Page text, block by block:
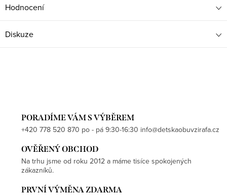
Hodnocení
Diskuze
PORADÍME VÁM S VÝBĚREM
+420 778 520 870 po - pá 9:30-16:30 info@detskaobuvzirafa.cz
OVĚŘENÝ OBCHOD
Na trhu jsme od roku 2012 a máme tisíce spokojených
zákazníků.
PRVNÍ VÝMĚNA ZDARMA